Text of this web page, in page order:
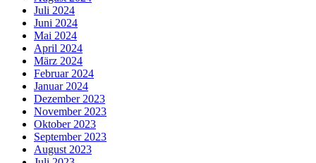
Juli 2024
Juni 2024
Mai 2024
April 2024
März 2024
Februar 2024
Januar 2024
Dezember 2023
November 2023
Oktober 2023
September 2023
August 2023